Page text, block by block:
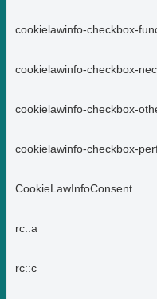
cookielawinfo-checkbox-
cookielawinfo-checkbox-
cookielawinfo-checkbox-
cookielawinfo-checkbox-
CookieLawInfoConsent
rc::a
rc::c